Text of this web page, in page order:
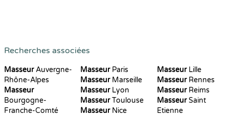
Recherches associées
MasseurAuvergne-
Rhône-Alpes
Masseur
Bourgogne-
Franche-Comté
MasseurParis
MasseurMarseille
MasseurLyon
MasseurToulouse
MasseurNice
MasseurLille
MasseurRennes
MasseurReims
MasseurSaint
Etienne